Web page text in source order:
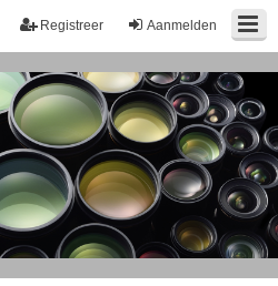
Aanmelden
Registreer